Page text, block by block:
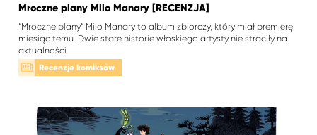
Mroczne plany Milo Manary [RECENZJA]
”Mroczne plany” Milo Manary to album zbiorczy, który miał premierę
miesiąc temu. Dwie stare historie włoskiego artysty nie straciły na
aktualności.
Recenzje komiksów